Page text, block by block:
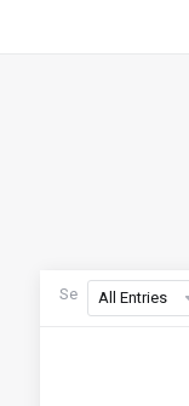
Se All Entries